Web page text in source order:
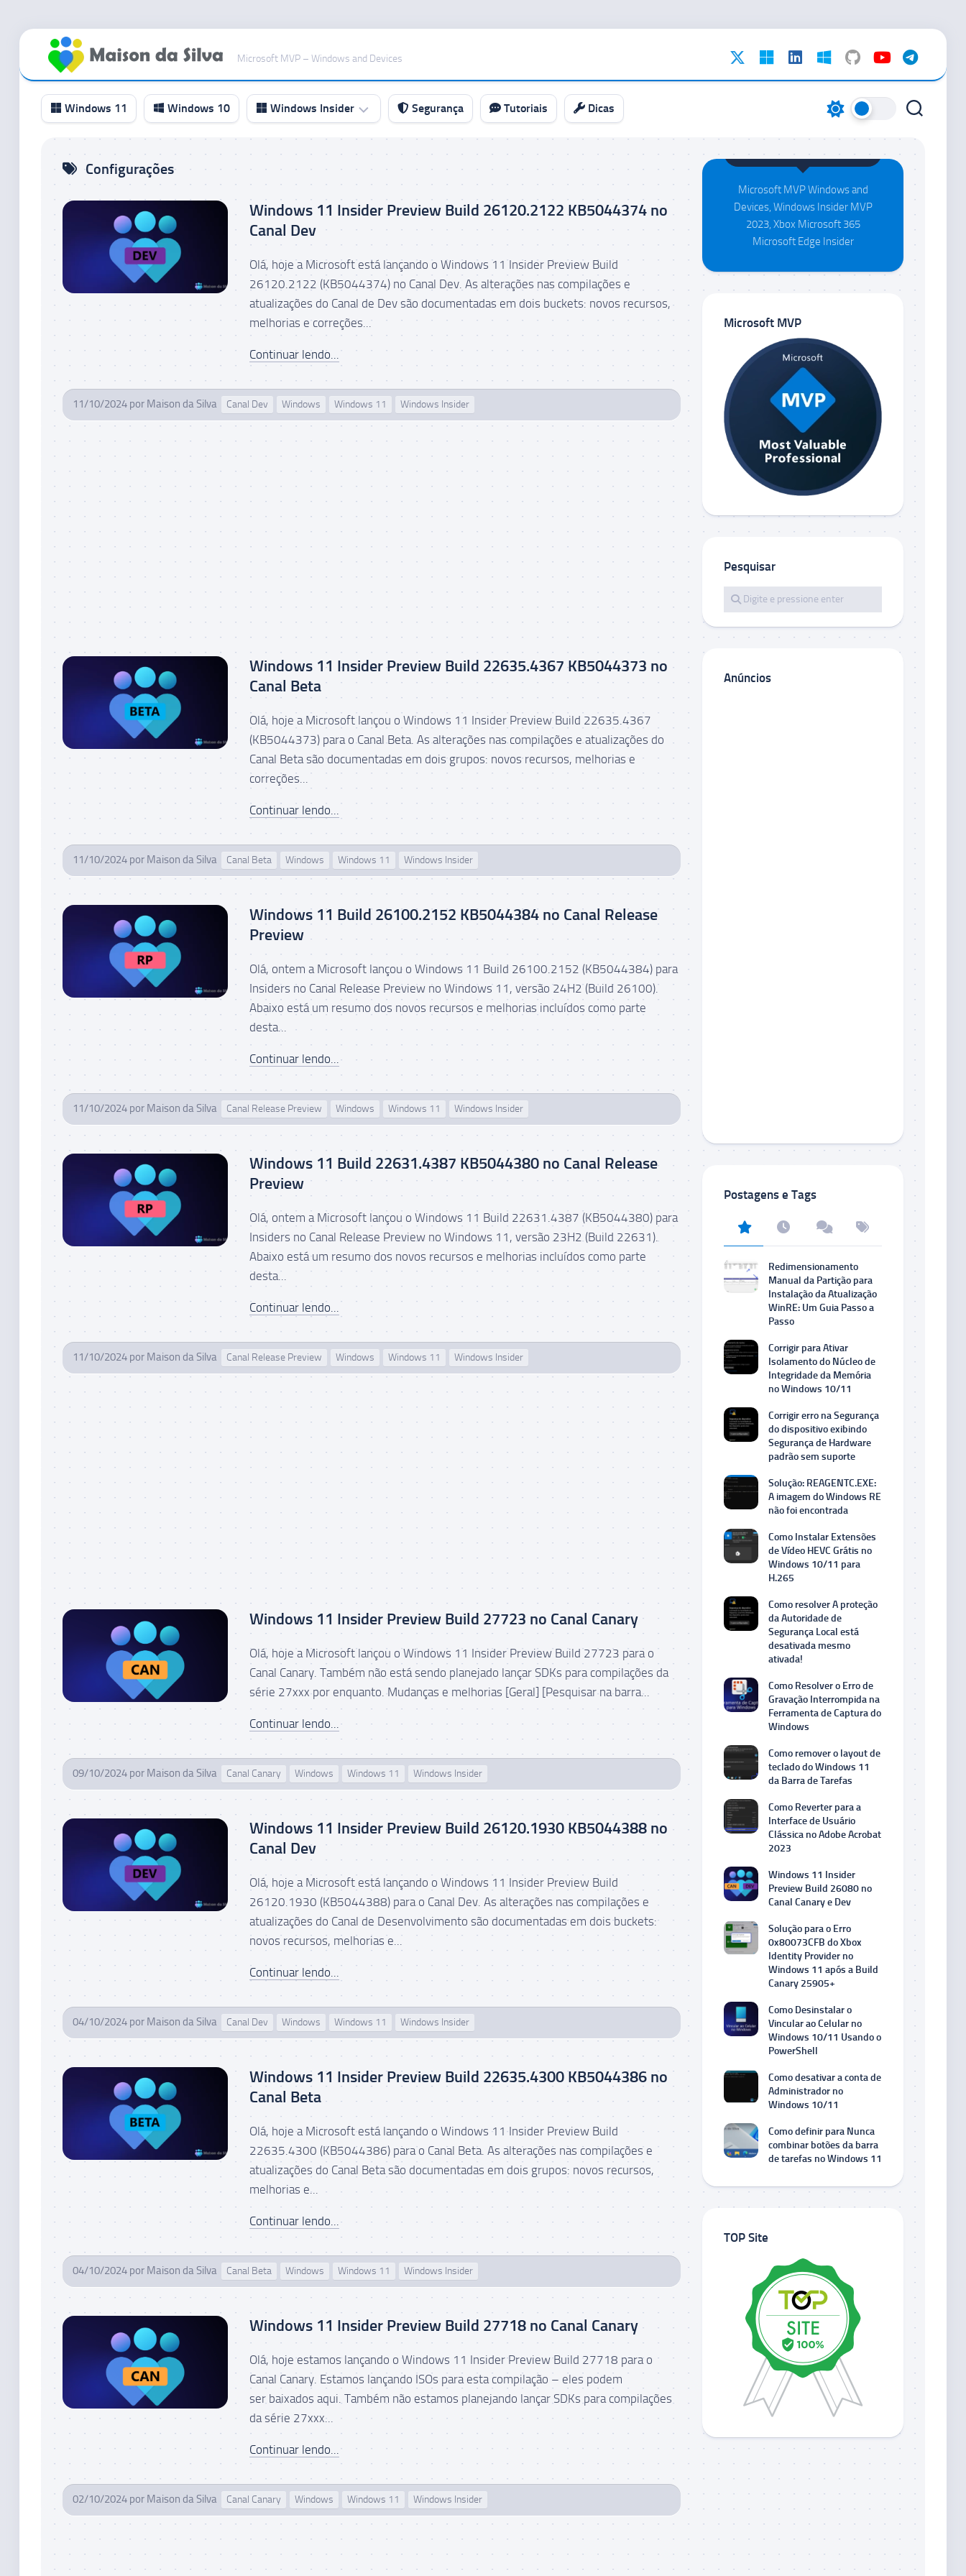
conteúdo
Microsoft MVP – Windows and Devices
Windows 11 Windows 10 Windows Insider
Canal
Beta
Canal
Canal
Canary
Segurança Tutoriais Dicas
Configurações
Windows 11 Insider Preview Build 26120.2122 KB5044374 no
Canal Dev
Olá, hoje a Microsoft está lançando o Windows 11 Insider Preview Build
26120.2122 (KB5044374) no Canal Dev. As alterações nas compilações e
atualizações do Canal de Dev são documentadas em dois buckets: novos recursos,
melhorias e correções...
Continuar lendo...
11/10/2024 por Maison da Silva Canal Dev Windows Windows 11 Windows Insider
Windows 11 Insider Preview Build 22635.4367 KB5044373 no
Canal Beta
Olá, hoje a Microsoft lançou o Windows 11 Insider Preview Build 22635.4367
(KB5044373) para o Canal Beta. As alterações nas compilações e atualizações do
Canal Beta são documentadas em dois grupos: novos recursos, melhorias e
correções...
Continuar lendo...
11/10/2024 por Maison da Silva Canal Beta Windows Windows 11 Windows Insider
Windows 11 Build 26100.2152 KB5044384 no Canal Release
Preview
Olá, ontem a Microsoft lançou o Windows 11 Build 26100.2152 (KB5044384) para
Insiders no Canal Release Preview no Windows 11, versão 24H2 (Build 26100).
Abaixo está um resumo dos novos recursos e melhorias incluídos como parte
desta...
Continuar lendo...
11/10/2024 por Maison da Silva Canal Release Preview Windows Windows 11 Windows Insider
Windows 11 Build 22631.4387 KB5044380 no Canal Release
Preview
Olá, ontem a Microsoft lançou o Windows 11 Build 22631.4387 (KB5044380) para
Insiders no Canal Release Preview no Windows 11, versão 23H2 (Build 22631).
Abaixo está um resumo dos novos recursos e melhorias incluídos como parte
desta...
Continuar lendo...
11/10/2024 por Maison da Silva Canal Release Preview Windows Windows 11 Windows Insider
Windows 11 Insider Preview Build 27723 no Canal Canary
Olá, hoje a Microsoft lançou o Windows 11 Insider Preview Build 27723 para o
Canal Canary. Também não está sendo planejado lançar SDKs para compilações da
série 27xxx por enquanto. Mudanças e melhorias [Geral] [Pesquisar na barra...
Continuar lendo...
09/10/2024 por Maison da Silva Canal Canary Windows Windows 11 Windows Insider
Windows 11 Insider Preview Build 26120.1930 KB5044388 no
Canal Dev
Olá, hoje a Microsoft está lançando o Windows 11 Insider Preview Build
26120.1930 (KB5044388) para o Canal Dev. As alterações nas compilações e
atualizações do Canal de Desenvolvimento são documentadas em dois buckets:
novos recursos, melhorias e...
Continuar lendo...
04/10/2024 por Maison da Silva Canal Dev Windows Windows 11 Windows Insider
Windows 11 Insider Preview Build 22635.4300 KB5044386 no
Canal Beta
Olá, hoje a Microsoft está lançando o Windows 11 Insider Preview Build
22635.4300 (KB5044386) para o Canal Beta. As alterações nas compilações e
atualizações do Canal Beta são documentadas em dois grupos: novos recursos,
melhorias e...
Continuar lendo...
04/10/2024 por Maison da Silva Canal Beta Windows Windows 11 Windows Insider
Windows 11 Insider Preview Build 27718 no Canal Canary
Olá, hoje estamos lançando o Windows 11 Insider Preview Build 27718 para o
Canal Canary. Estamos lançando ISOs para esta compilação – eles podem
ser baixados aqui. Também não estamos planejando lançar SDKs para compilações
da série 27xxx...
Continuar lendo...
02/10/2024 por Maison da Silva Canal Canary Windows Windows 11 Windows Insider
Maison da Silva
Microsoft MVP Windows and
Devices, Windows Insider MVP
2023, Xbox Microsoft 365
Microsoft Edge Insider
Microsoft MVP
Pesquisar
Anúncios
Postagens e Tags
Redimensionamento
Manual da Partição para
Instalação da Atualização
WinRE: Um Guia Passo a
Passo
Corrigir para Ativar
Isolamento do Núcleo de
Integridade da Memória
no Windows 10/11
Corrigir erro na Segurança
do dispositivo exibindo
Segurança de Hardware
padrão sem suporte
Solução: REAGENTC.EXE:
A imagem do Windows RE
não foi encontrada
Como Instalar Extensões
de Vídeo HEVC Grátis no
Windows 10/11 para
H.265
Como resolver A proteção
da Autoridade de
Segurança Local está
desativada mesmo
ativada!
Como Resolver o Erro de
Gravação Interrompida na
Ferramenta de Captura do
Windows
Como remover o layout de
teclado do Windows 11
da Barra de Tarefas
Como Reverter para a
Interface de Usuário
Clássica no Adobe Acrobat
2023
Windows 11 Insider
Preview Build 26080 no
Canal Canary e Dev
Solução para o Erro
0x80073CFB do Xbox
Identity Provider no
Windows 11 após a Build
Canary 25905+
Como Desinstalar o
Vincular ao Celular no
Windows 10/11 Usando o
PowerShell
Como desativar a conta de
Administrador no
Windows 10/11
Como definir para Nunca
combinar botões da barra
de tarefas no Windows 11
TOP Site